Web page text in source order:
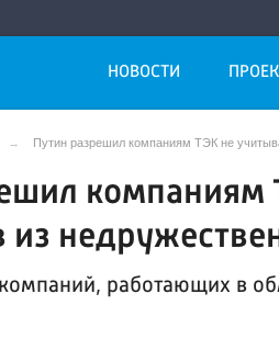
НОВОСТИ
Путин разрешил компаниям ТЭК не
компаниям
из
работающих в